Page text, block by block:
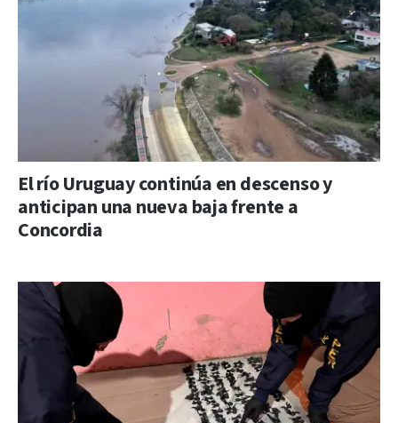
El río Uruguay continúa en descenso y
anticipan una nueva baja frente a
Concordia